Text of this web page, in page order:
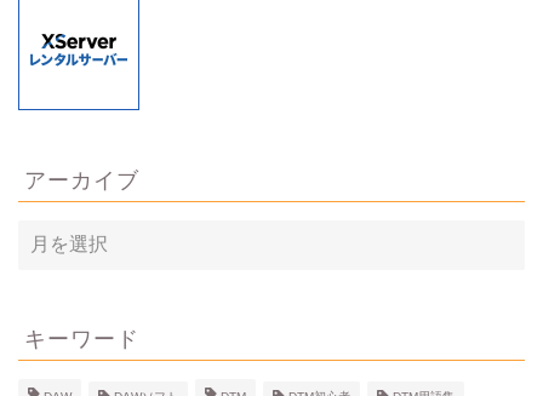
アーカイブ
ア
ー
ブ
キーワード